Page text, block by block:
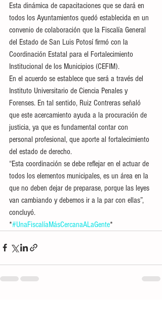
Esta dinámica de capacitaciones que se dará en
todos los Ayuntamientos quedó establecida en un
convenio de colaboración que la Fiscalía General
del Estado de San Luis Potosí firmó con la
Coordinación Estatal para el Fortalecimiento
Institucional de los Municipios (CEFIM).
En el acuerdo se establece que será a través del
Instituto Universitario de Ciencia Penales y
Forenses. En tal sentido, Ruiz Contreras señaló
que este acercamiento ayuda a la procuración de
justicia, ya que es fundamental contar con
personal profesional, que aporte al fortalecimiento
del estado de derecho.
“Esta coordinación se debe reflejar en el actuar de
todos los elementos municipales, es un área en la
que no deben dejar de preparase, porque las leyes
van cambiando y debemos ir a la par con ellas”,
concluyó.
*#UnaFiscalíaMásCercanaALaGente*